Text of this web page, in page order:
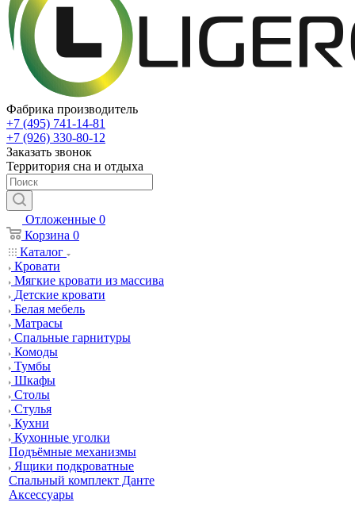
Фабрика производитель
+7 (495) 741-14-81
+7 (926) 330-80-12
Заказать звонок
Территория сна и отдыха
Отложенные 0
Корзина 0
Каталог
Кровати
Мягкие кровати из массива
Детские кровати
Белая мебель
Матрасы
Спальные гарнитуры
Комоды
Тумбы
Шкафы
Столы
Стулья
Кухни
Кухонные уголки
Подъёмные механизмы
Ящики подкроватные
Спальный комплект Данте
Аксессуары